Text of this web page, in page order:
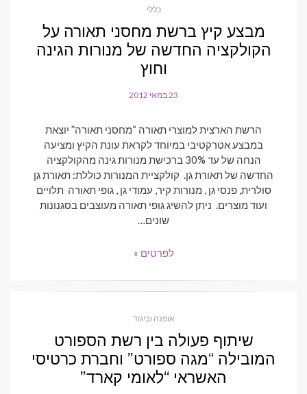
כללי
מבצע קיץ ברשת מחסני תאורה על
הקולקציה החדשה של מנורות הגינה
וחוץ
POSTED
23 במאי 2012
הרשת הארצית למוצרי תאורה “מחסני תאורה” יוצאת
במבצע אטרקטיבי במיוחד לקראת עונת הקיץ ומציעה
הנחה של עד 30% ברכישת מנורות גינה מהקולקציה
החדשה של תאורת גן. קולקציית המנורות כוללת: תאורת גן
סולרית, פנסי גן , מנורות קיר, עמודי גן , גופי תאורה תלויים
ועוד מוצרים. ניתן להשיג גופי תאורה מעוצבים בסגנונות
שונים…
לפרטים »
אופנה וביגוד
שיתוף פעולה בין רשת הספורט
המובילה “מגה ספורט” וחברת כרטיסי
האשראי “לאומי קארד”